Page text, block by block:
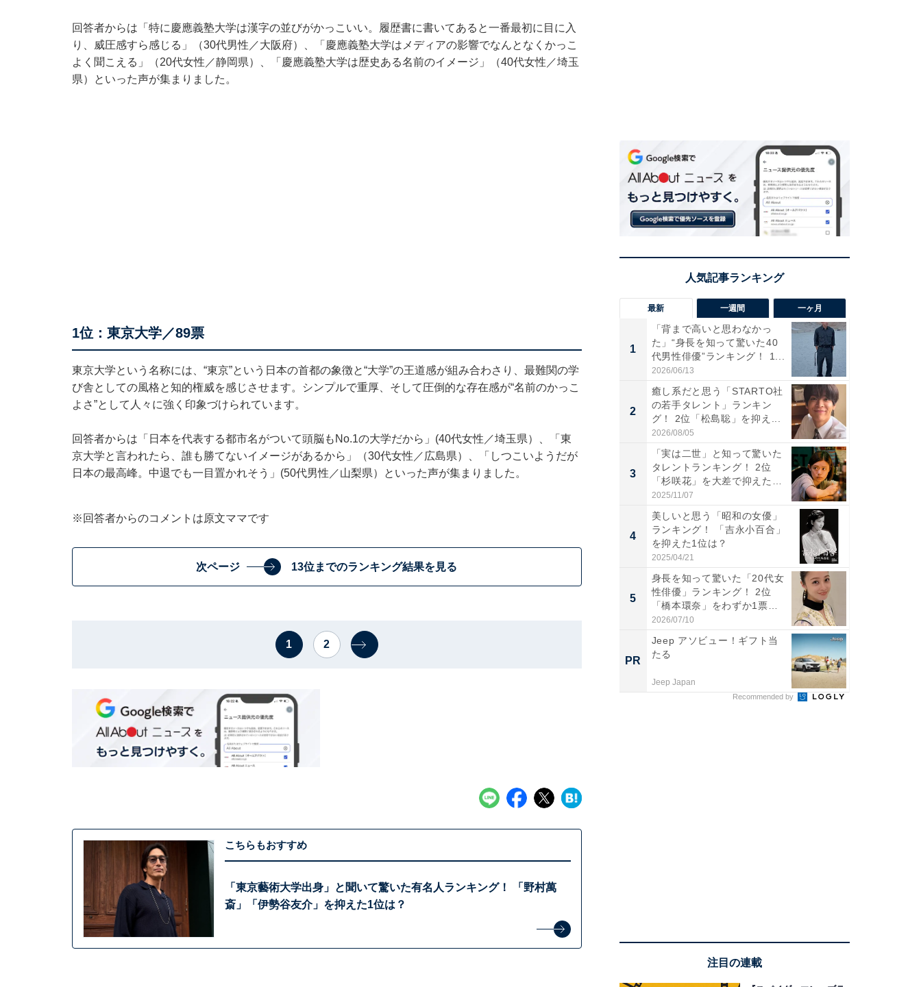
回答者からは「特に慶應義塾大学は漢字の並びがかっこいい。履歴書に書いてあると一番最初に目に入
り、威圧感すら感じる」（30代男性／大阪府）、「慶應義塾大学はメディアの影響でなんとなくかっこ
よく聞こえる」（20代女性／静岡県）、「慶應義塾大学は歴史ある名前のイメージ」（40代女性／埼玉
県）といった声が集まりました。
1位：東京大学／89票
東京大学という名称には、“東京”という日本の首都の象徴と“大学”の王道感が組み合わさり、最難関の学
び舎としての風格と知的権威を感じさせます。シンプルで重厚、そして圧倒的な存在感が“名前のかっこ
よさ”として人々に強く印象づけられています。
回答者からは「日本を代表する都市名がついて頭脳もNo.1の大学だから」(40代女性／埼玉県）、「東
京大学と言われたら、誰も勝てないイメージがあるから」（30代女性／広島県）、「しつこいようだが
日本の最高峰。中退でも一目置かれそう」(50代男性／山梨県）といった声が集まりました。
※回答者からのコメントは原文ママです
次ページ 13位までのランキング結果を見る
1 2
こちらもおすすめ
「東京藝術大学出身」と聞いて驚いた有名人ランキング！ 「野村萬
斎」「伊勢谷友介」を抑えた1位は？
最新 一週間 一ヶ月
1
「背まで高いと思わなかっ
た」“身長を知って驚いた40
代男性俳優”ランキング！ 1...
2026/06/13
2
癒し系だと思う「STARTO社
の若手タレント」ランキン
グ！ 2位「松島聡」を抑え...
2026/08/05
3
「実は二世」と知って驚いた
タレントランキング！ 2位
「杉咲花」を大差で抑えた1
位...
2025/11/07
4
美しいと思う「昭和の女優」
ランキング！ 「吉永小百合」
を抑えた1位は？
2025/04/21
5
身長を知って驚いた「20代女
性俳優」ランキング！ 2位
「橋本環奈」をわずか1票
差...
2026/07/10
PR
Jeep アソビュー！ギフト当
たる
Jeep Japan
Recommended by
注目の連載